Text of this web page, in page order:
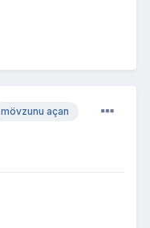
mövzunu açan